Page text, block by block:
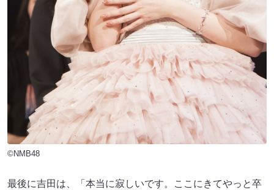
©NMB48
最後に吉田は、「本当に寂しいです。ここにきてやっと卒